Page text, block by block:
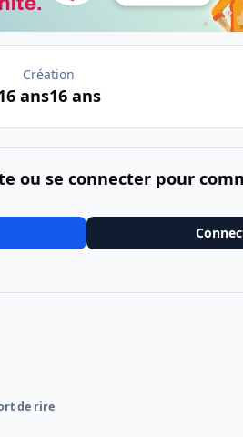
Création
ans16 ans
ou se connecter pour
de rire